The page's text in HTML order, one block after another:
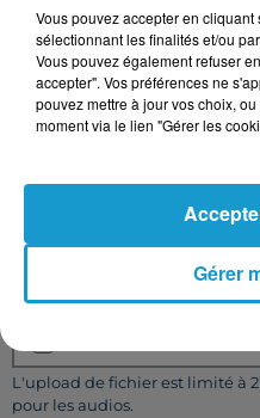
Taille maximum : 500 caractères
Votre CV
L'upload de fichier est limité à
pour les audios.
Votre lettre de motivation
L'upload de fichier est limité à
pour les audios.
Vous pouvez accepter en cliquant
sélectionnant les finalités et/ou
Vous pouvez également refuser
accepter". Vos préférences ne
pouvez mettre à jour vos choix,
moment via le lien "Gérer les
Gérer